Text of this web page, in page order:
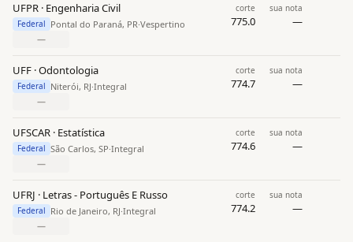
UFPR · Engenharia Civil
Federal Pontal do Paraná, PR·Vespertino
corte
775.0
sua nota
—
—
UFF · Odontologia
Federal Niterói, RJ·Integral
corte
774.7
sua nota
—
—
UFSCAR · Estatística
Federal São Carlos, SP·Integral
corte
774.6
sua nota
—
—
UFRJ · Letras - Português E Russo
Federal Rio de Janeiro, RJ·Integral
corte
774.2
sua nota
—
—